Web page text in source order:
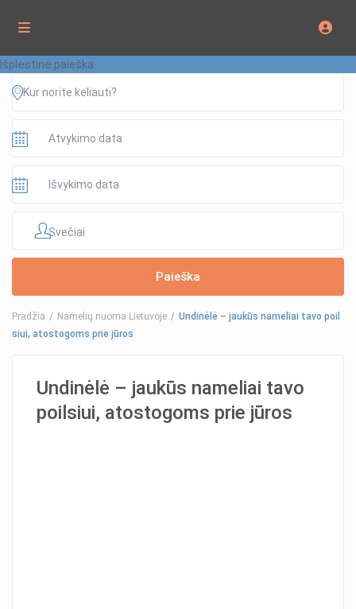
Išplėstinė paieška
Svečiai
Pradžia Namelių nuoma Lietuvoje
Undinėlė – jaukūs nameliai tavo poil
siui, atostogoms prie jūros
Undinėlė – jaukūs nameliai tavo
poilsiui, atostogoms prie jūros